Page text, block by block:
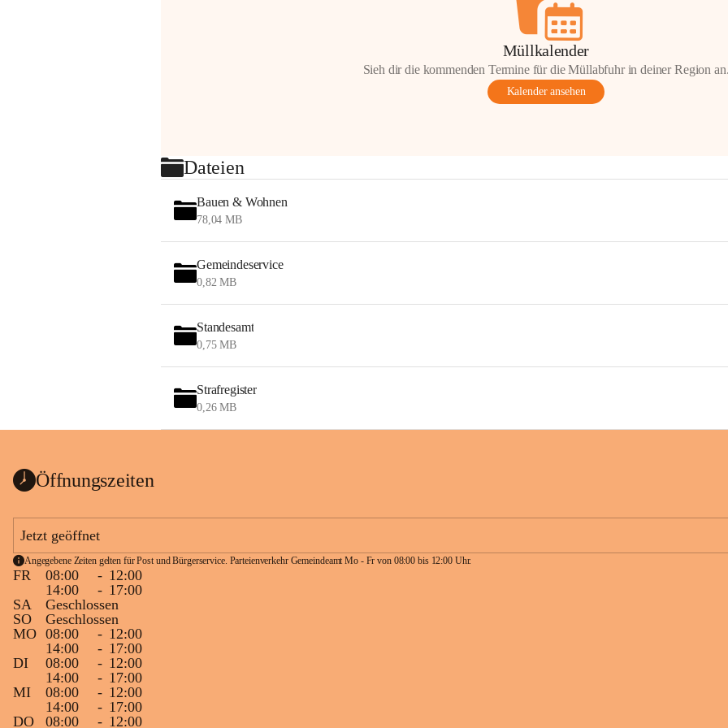
Müllkalender
Sieh dir die kommenden Termine für die Müllabfuhr in deiner Region
Kalender ansehen
Dateien
Bauen & Wohnen
78,04 MB
Gemeindeservice
0,82 MB
Standesamt
0,75 MB
Strafregister
0,26 MB
Öffnungszeiten
Jetzt geöffnet
Angegebene Zeiten gelten für Post und Bürgerservice. Parteienverkehr Gemeindeamt Mo - Fr von 08:00 bis 12:00 Uhr.
FR 08:00 - 12:00
14:00
- 17:00
SA
Geschlossen
SO
Geschlossen
MO 08:00 - 12:00
14:00
- 17:00
DI
08:00 - 12:00
14:00
- 17:00
MI
08:00 - 12:00
14:00
- 17:00
DO
08:00 - 12:00